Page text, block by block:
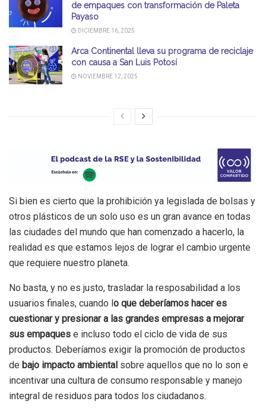
de empaques con transformación de Paleta
Payaso
DICIEMBRE 16, 2025
Arca Continental lleva su programa de reciclaje
con causa a San Luis Potosí
NOVIEMBRE 12, 2025
Si bien es cierto que la prohibición ya legislada de bolsas y
otros plásticos de un solo uso es un gran avance en todas
las ciudades del mundo que han comenzado a hacerlo, la
realidad es que estamos lejos de lograr el cambio urgente
que requiere nuestro planeta.
No basta, y no es justo, trasladar la resposabilidad a los
usuarios finales, cuando lo que deberíamos hacer es
cuestionar y presionar a las grandes empresas a mejorar
sus empaques e incluso todo el ciclo de vida de sus
productos. Deberíamos exigir la promoción de productos
de bajo impacto ambiental sobre aquellos que no lo son e
incentivar una cultura de consumo responsable y manejo
integral de residuos para todos los ciudadanos.